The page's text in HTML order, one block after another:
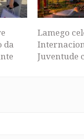
da
Lamego
Juventude